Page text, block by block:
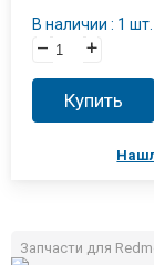
В наличии : 1 шт.
– +
Купить
Запчасти для